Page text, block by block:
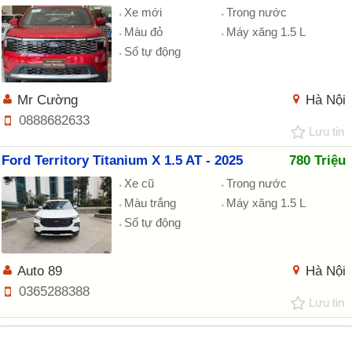
Xe mới
Trong nước
Màu đỏ
Máy xăng 1.5 L
Số tự động
Hà Nội
Mr Cường
0888682633
Lưu tin
Ford Territory Titanium X 1.5 AT - 2025 780 Triệu
Xe cũ
Trong nước
Màu trắng
Máy xăng 1.5 L
Số tự động
Hà Nội
Auto 89
0365288388
Lưu tin